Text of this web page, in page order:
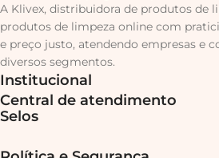
A Klivex, distribuidora de produtos de
produtos de limpeza online com
e preço justo, atendendo empresas e
diversos segmentos.
Institucional
Central de atendimento
Selos